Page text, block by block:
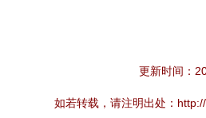
更新时间：
如若转载，请注明出处：